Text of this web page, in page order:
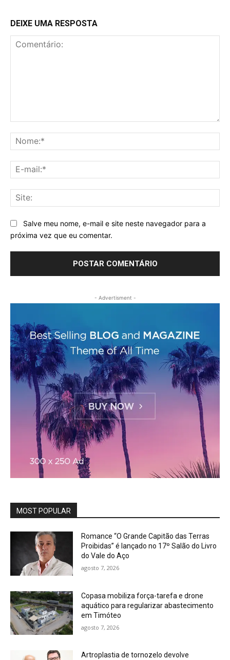
DEIXE UMA RESPOSTA
Salve meu nome, e-mail e site neste navegador para a
próxima vez que eu comentar.
- Advertisment -
MOST POPULAR
Romance “O Grande Capitão das Terras
Proibidas” é lançado no 17º Salão do Livro
do Vale do Aço
agosto 7, 2026
Copasa mobiliza força-tarefa e drone
aquático para regularizar abastecimento
em Timóteo
agosto 7, 2026
Artroplastia de tornozelo devolve